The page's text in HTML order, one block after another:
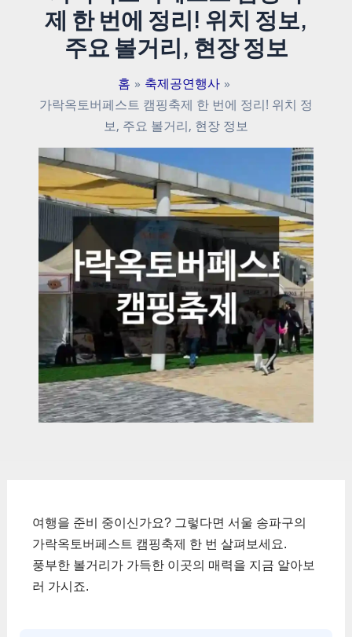
제 한 번에 정리! 위치 정보,
주요 볼거리, 현장 정보
홈
축제공연행사
가락옥토버페스트 캠핑축제 한 번에 정리! 위치 정
보, 주요 볼거리, 현장 정보
여행을 준비 중이신가요? 그렇다면 서울 송파구의
가락옥토버페스트 캠핑축제 한 번 살펴보세요.
풍부한 볼거리가 가득한 이곳의 매력을 지금 알아보
러 가시죠.